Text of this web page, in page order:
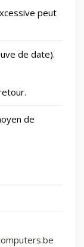
797
65
peut
de date).
de